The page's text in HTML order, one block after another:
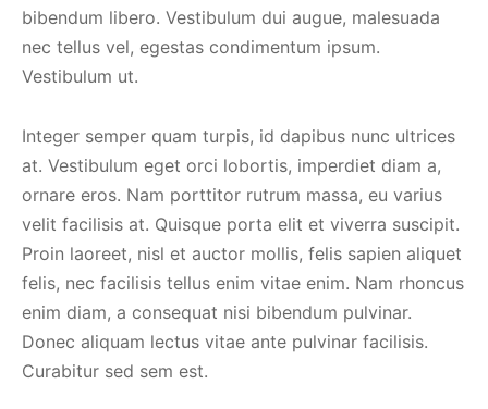
bibendum libero. Vestibulum dui augue, malesuada
nec tellus vel, egestas condimentum ipsum.
Vestibulum ut.
Integer semper quam turpis, id dapibus nunc ultrices
at. Vestibulum eget orci lobortis, imperdiet diam a,
ornare eros. Nam porttitor rutrum massa, eu varius
velit facilisis at. Quisque porta elit et viverra suscipit.
Proin laoreet, nisl et auctor mollis, felis sapien aliquet
felis, nec facilisis tellus enim vitae enim. Nam rhoncus
enim diam, a consequat nisi bibendum pulvinar.
Donec aliquam lectus vitae ante pulvinar facilisis.
Curabitur sed sem est.